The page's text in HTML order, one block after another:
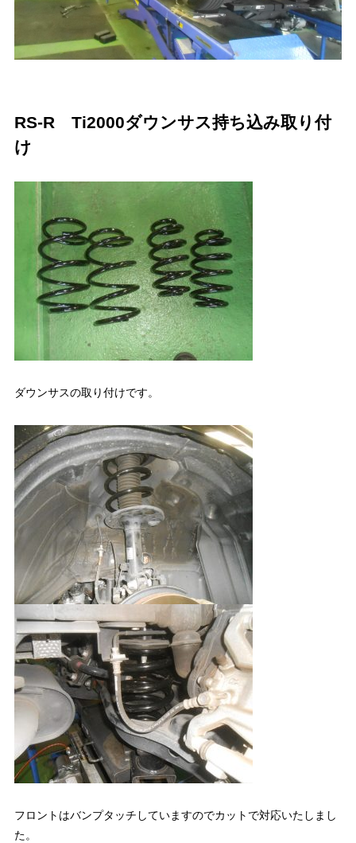
RS-R Ti2000ダウンサス持ち込み取り付
け
ダウンサスの取り付けです。
フロントはバンプタッチしていますのでカットで対応いたしまし
た。